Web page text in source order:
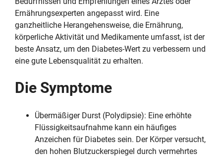
Ernährungsexperten angepasst wird. Eine
ganzheitliche Herangehensweise, die Ernährung,
körperliche Aktivität und Medikamente umfasst, ist der
beste Ansatz, um den Diabetes-Wert zu verbessern und
eine gute Lebensqualität zu erhalten.
Die Symptome
Übermäßiger Durst (Polydipsie): Eine erhöhte
Flüssigkeitsaufnahme kann ein häufiges
Anzeichen für Diabetes sein. Der Körper versucht,
den hohen Blutzuckerspiegel durch vermehrtes